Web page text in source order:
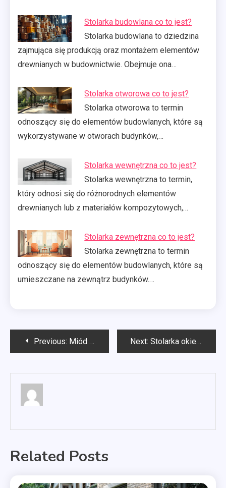
Stolarka budowlana co to jest?
Stolarka budowlana to dziedzina
zajmująca się produkcją oraz montażem elementów
drewnianych w budownictwie. Obejmuje ona…
Stolarka otworowa co to jest?
Stolarka otworowa to termin
odnoszący się do elementów budowlanych, które są
wykorzystywane w otworach budynków,…
Stolarka wewnętrzna co to jest?
Stolarka wewnętrzna to termin,
który odnosi się do różnorodnych elementów
drewnianych lub z materiałów kompozytowych,…
Stolarka zewnętrzna co to jest?
Stolarka zewnętrzna to termin
odnoszący się do elementów budowlanych, które są
umieszczane na zewnątrz budynków.…
Nawigacja
Previous: Miód rzepakowy jakie ma właściwości? Next: Stolarka okienna jakie drewno?
Related Posts